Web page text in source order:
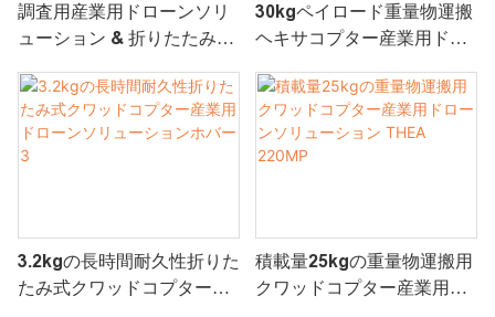
調査用産業用ドローンソリ
ューション & 折りたたみ式
ズームカメラ
30kgペイロード重量物運搬
ヘキサコプター産業用ドロ
160MP
3.2kgの長時間耐久性折りた
たみ式クワッドコプター産
積載量25kgの重量物運搬用
クワッドコプター産業用ド